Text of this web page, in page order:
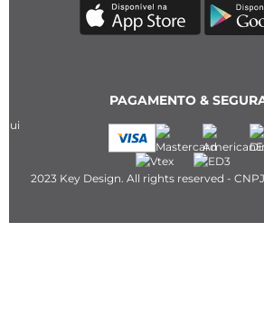
PAGAMENTO &
2023 Key Design. All rights reserved -